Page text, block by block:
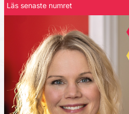
Läs senaste numret